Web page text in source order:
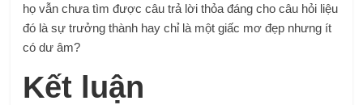
họ vẫn chưa tìm được câu trả lời thỏa đáng cho câu hỏi liệu
đó là sự trưởng thành hay chỉ là một giấc mơ đẹp nhưng ít
có dư âm?
Kết luận